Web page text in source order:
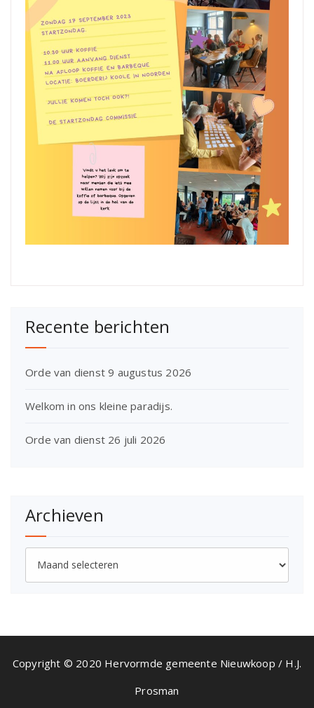
Recente berichten
Orde van dienst 9 augustus 2026
Welkom in ons kleine paradijs.
Orde van dienst 26 juli 2026
Archieven
Archieven
Copyright © 2020 Hervormde gemeente Nieuwkoop / H.J.
Prosman